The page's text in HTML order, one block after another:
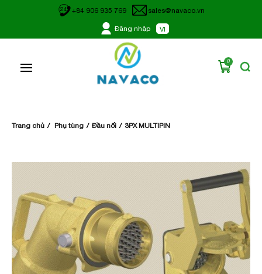
24 +84 906 935 769 sales@navaco.vn
Đăng nhập VI
0
Trang chủ Phụ tùng Đầu nối 3PX MULTIPIN